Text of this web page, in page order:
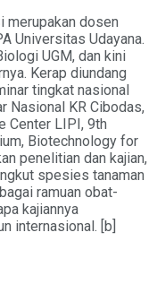
merupakan dosen
Universitas Udayana.
UGM, dan kini
Kerap diundang
tingkat nasional
Nasional KR Cibodas,
Center LIPI, 9th
Biotechnology for
penelitian dan kajian,
spesies tanaman
ramuan obat-
kajiannya
internasional. [b]